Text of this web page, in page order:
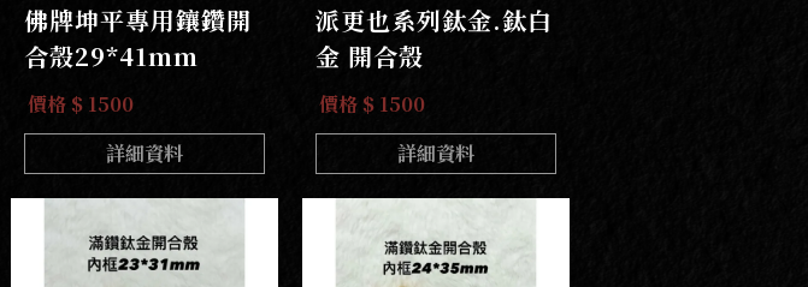
佛牌坤平專用鑲鑽開
合殼29*41mm
價格 $ 1500
詳細資料
派更也系列鈦金.鈦白
金 開合殼
價格 $ 1500
詳細資料